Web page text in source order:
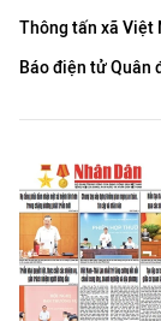
Thông tấn xã Việt
Báo điện tử Quân